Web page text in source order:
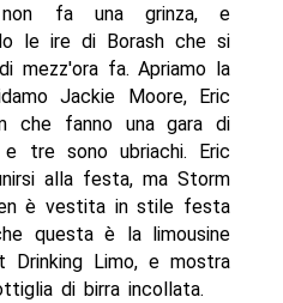
fa una grinza, e
le ire di Borash che si
mezz'ora fa. Apriamo la
Jackie Moore, Eric
che fanno una gara di
tre sono ubriachi. Eric
alla festa, ma Storm
è vestita in stile festa
questa è la limousine
Drinking Limo, e mostra
di birra incollata.